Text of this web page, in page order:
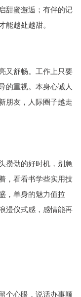
甜蜜邂逅；有伴的记
越处越甜。
又舒畅。工作上只要
的重视。本身心诚人
朋友，人际圈子越走
攒劲的好时机，别急
，看看书学些实用技
，单身的魅力值拉
漫仪式感，感情能再
个心眼，说话办事顺